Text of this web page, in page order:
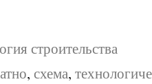
строительства
, схема,